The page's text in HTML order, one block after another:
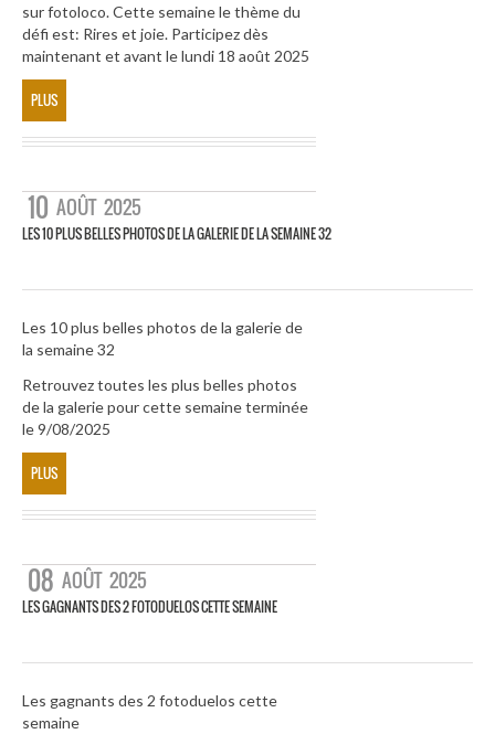
sur fotoloco. Cette semaine le thème du
défi est: Rires et joie. Participez dès
maintenant et avant le lundi 18 août 2025
PLUS
10 AOÛT 2025
LES 10 PLUS BELLES PHOTOS DE LA GALERIE DE LA SEMAINE 32
Les 10 plus belles photos de la galerie de
la semaine 32
Retrouvez toutes les plus belles photos
de la galerie pour cette semaine terminée
le 9/08/2025
PLUS
08 AOÛT 2025
LES GAGNANTS DES 2 FOTODUELOS CETTE SEMAINE
Les gagnants des 2 fotoduelos cette
semaine